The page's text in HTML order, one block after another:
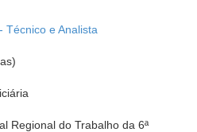
Técnico e Analista
Regional do Trabalho da 6ª